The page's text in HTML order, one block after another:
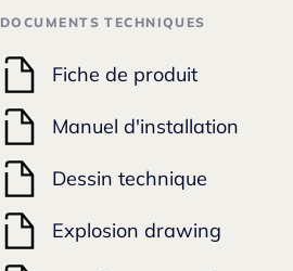
DOCUMENTS TECHNIQUES
Fiche de produit
Manuel d'installation
Dessin technique
Explosion drawing